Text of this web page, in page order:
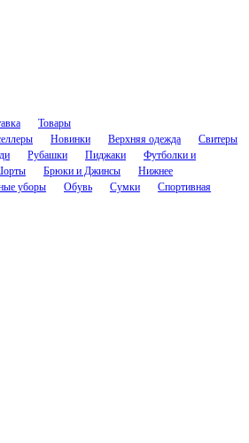
Товары
Новинки Верхняя одежда
Свитеры
Рубашки Пиджаки
Футболки и
Брюки и Джинсы
Нижнее
уборы Обувь Сумки
Спортивная